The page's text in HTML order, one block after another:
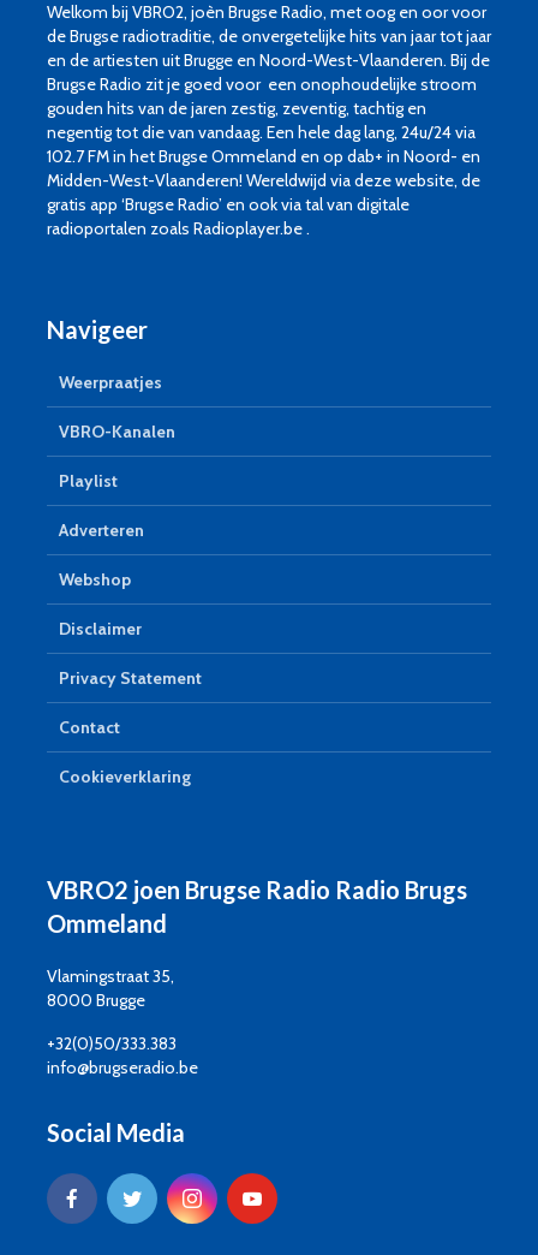
Welkom bij VBRO2, joèn Brugse Radio, met oog en oor voor
de Brugse radiotraditie, de onvergetelijke hits van jaar tot jaar
en de artiesten uit Brugge en Noord-West-Vlaanderen. Bij de
Brugse Radio zit je goed voor een onophoudelijke stroom
gouden hits van de jaren zestig, zeventig, tachtig en
negentig tot die van vandaag. Een hele dag lang, 24u/24 via
102.7 FM in het Brugse Ommeland en op dab+ in Noord- en
Midden-West-Vlaanderen! Wereldwijd via deze website, de
gratis app ‘Brugse Radio’ en ook via tal van digitale
radioportalen zoals Radioplayer.be .
Navigeer
Weerpraatjes
VBRO-Kanalen
Playlist
Adverteren
Webshop
Disclaimer
Privacy Statement
Contact
Cookieverklaring
VBRO2 joen Brugse Radio Radio Brugs
Ommeland
Vlamingstraat 35,
8000 Brugge
+32(0)50/333.383
info@brugseradio.be
Social Media